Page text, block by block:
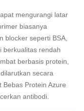
mengurangi latar
biasanya
blocker seperti BSA,
berkualitas rendah
berbasis protein,
secara
Bebas Protein Azure
antibodi.